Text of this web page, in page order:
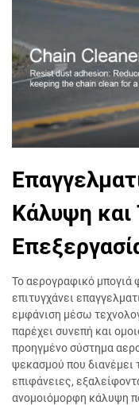
Κάλυψη και
Το αερογραφικό μπογιά
επιτυγχάνει
εμφάνιση μέσω
παρέχει συνεπή και
προηγμένο σύστημα
ψεκασμού που διανέμει
επιφάνειες,
ανομοιόμορφη κάλυψη